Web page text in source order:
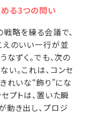
る3つの問い
略を練る会議で、
えのいい一行が並
なずく。でも、次の
。これは、コンセ
れいな“飾り”にな
プトは、置いた瞬
動き出し、プロジ